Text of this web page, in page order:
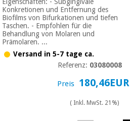
Konkretionen und Entfernung des
Biofilms von Bifurkationen und tiefen
Taschen. - Empfohlen für die
Behandlung von Molaren und
Prämolaren. ...
Versand in 5-7 tage ca.
Referenz: 03080008
Preis 180,46EUR
( Inkl. MwSt. 21%)